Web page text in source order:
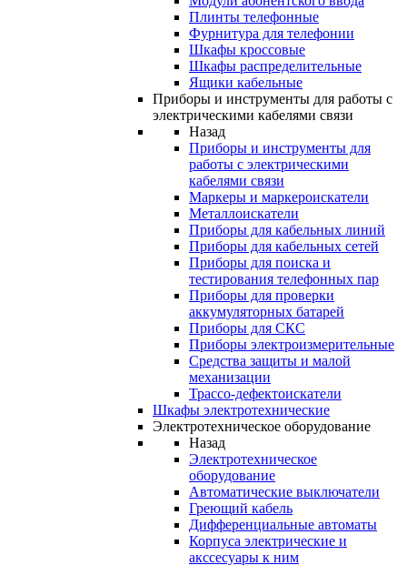
Плинты телефонные
Фурнитура для телефонии
Шкафы кроссовые
Шкафы распределительные
Ящики кабельные
Приборы и инструменты для работы с
электрическими кабелями связи
Назад
Приборы и инструменты для
работы с электрическими
кабелями связи
Маркеры и маркероискатели
Металлоискатели
Приборы для кабельных линий
Приборы для кабельных сетей
Приборы для поиска и
тестирования телефонных пар
Приборы для проверки
аккумуляторных батарей
Приборы для СКС
Приборы электроизмерительные
Средства защиты и малой
механизации
Трассо-дефектоискатели
Шкафы электротехнические
Электротехническое оборудование
Назад
Электротехническое
оборудование
Автоматические выключатели
Греющий кабель
Дифференциальные автоматы
Корпуса электрические и
акссесуары к ним